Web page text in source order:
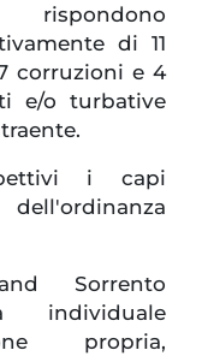
di 11
corruzioni e 4
e/o turbative
i capi
Sorrento
individuale
propria,